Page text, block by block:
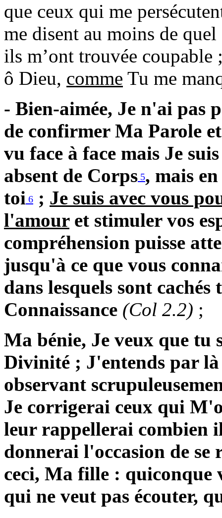
que ceux qui me
me disent au moins de
ils m’ont trouvée coupable
ô Dieu, comme Tu me
- Bien-aimée, Je n'ai pas
de confirmer Ma Parole
vu face à face mais Je
absent de Corps 5, mais
toi 6 ; Je suis avec vous
l'amouret stimuler vos
compréhension puisse
jusqu'à ce que vous
dans lesquels sont cachés
Connaissance (Col 2.2) ;
Ma bénie, Je veux que tu
Divinité ; J'entends par
observant
Je corrigerai ceux qui
leur rappellerai combien
donnerai l'occasion de se
ceci, Ma fille : quiconque
qui ne veut pas écouter,